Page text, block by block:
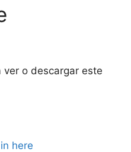
ver o descargar este
here